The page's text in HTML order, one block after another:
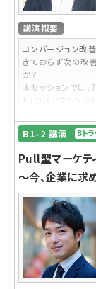
野口 竜司 氏
「文系AI人材」と
業のAIネイティブ
参画し子会社社長や
マースなどの分野
ジョイン。副業で
供。著書に「文系AI
講演概要
コンバージョン改
きておらず次の改
か？
本セッションでは
ト」のコンサルタ
内容レベル
脱初級
EFOの重要性を
いてお話いたします
参加対象者
・マーケティング
・自社サイトを改
・コンバージョン
受講するメリット
B1-2 講演 Bト
Pull型マーケテ
〜今、企業に求